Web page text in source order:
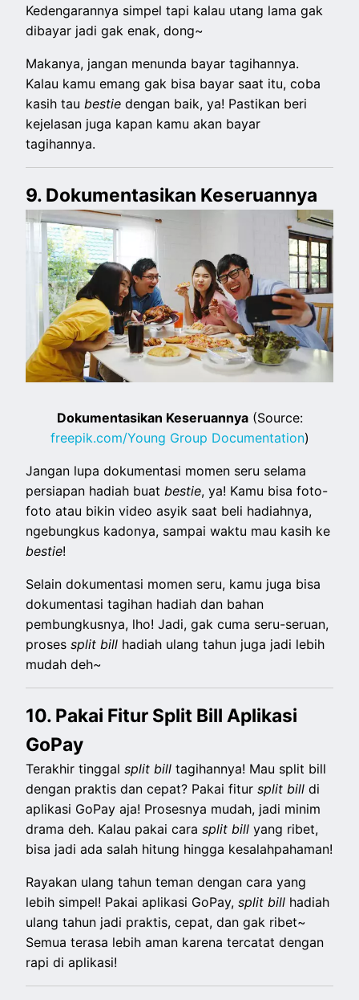
Kedengarannya simpel tapi kalau utang lama gak
dibayar jadi gak enak, dong~
Makanya, jangan menunda bayar tagihannya.
Kalau kamu emang gak bisa bayar saat itu, coba
kasih taubestie dengan baik, ya! Pastikan beri
kejelasan juga kapan kamu akan bayar
tagihannya.
9.⁠ ⁠⁠Dokumentasikan Keseruannya
Dokumentasikan Keseruannya(Source:
freepik.com/Young Group Documentation)
Jangan lupa dokumentasi momen seru selama
persiapan hadiah buatbestie, ya! Kamu bisa foto-
foto atau bikin video asyik saat beli hadiahnya,
ngebungkus kadonya, sampai waktu mau kasih ke
bestie!
Selain dokumentasi momen seru, kamu juga bisa
dokumentasi tagihan hadiah dan bahan
pembungkusnya, lho! Jadi, gak cuma seru-seruan,
prosessplit bill hadiah ulang tahun juga jadi lebih
mudah deh~
10.⁠ ⁠⁠Pakai Fitur Split Bill Aplikasi
GoPay
Terakhir tinggalsplit bill tagihannya! Mau split bill
dengan praktis dan cepat? Pakai fitursplit bill di
aplikasi GoPay aja! Prosesnya mudah, jadi minim
drama deh. Kalau pakai carasplit billyang ribet,
bisa jadi ada salah hitung hingga kesalahpahaman!
Rayakan ulang tahun teman dengan cara yang
lebih simpel! Pakai aplikasi GoPay,split bill hadiah
ulang tahun jadi praktis, cepat, dan gak ribet~
Semua terasa lebih aman karena tercatat dengan
rapi di aplikasi!